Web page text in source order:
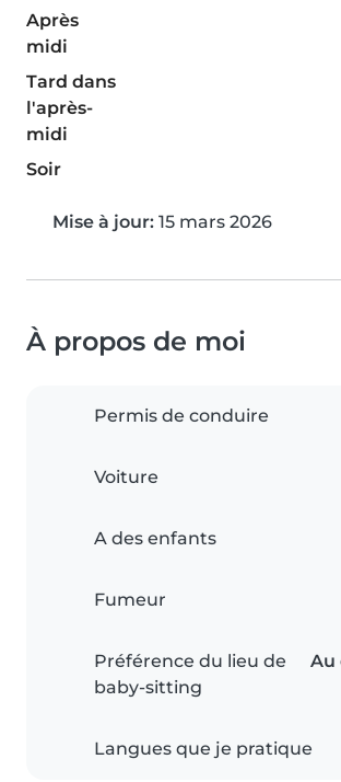
Après
midi
Tard dans
l'après-
midi
Soir
Mise à jour: 15 mars 2026
À propos de moi
Permis de conduire
Voiture
A des enfants
Fumeur
Préférence du lieu de
baby-sitting
Au
Langues que je pratique